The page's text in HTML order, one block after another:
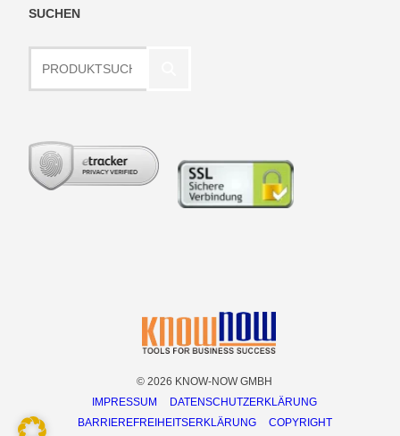
SUCHEN
© 2026 KNOW-NOW GMBH
IMPRESSUM
DATENSCHUTZERKLÄRUNG
BARRIEREFREIHEITSERKLÄRUNG
COPYRIGHT